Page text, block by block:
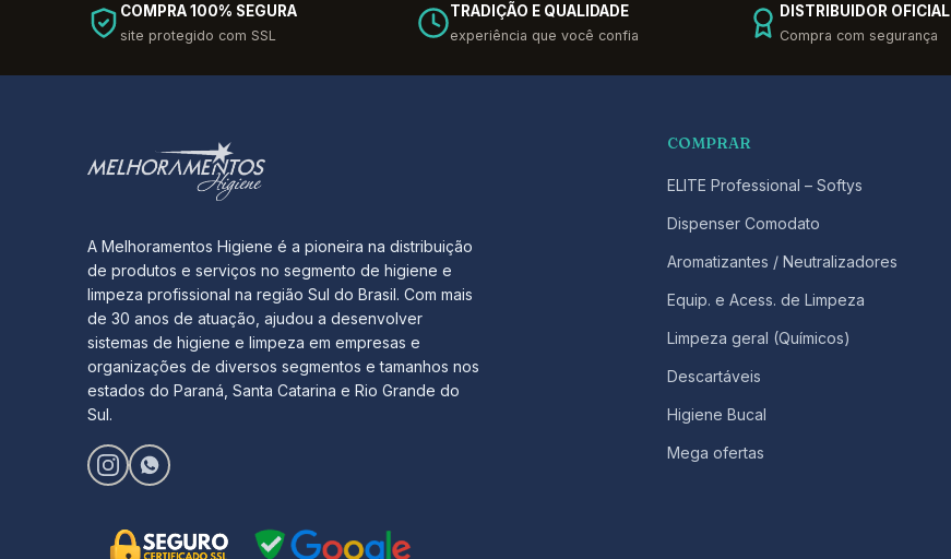
COMPRA 100% SEGURA
site protegido com SSL
TRADIÇÃO E QUALIDADE
experiência que você confia
DISTRIBUIDOR OFICIAL
Compra com segurança
A Melhoramentos Higiene é a pioneira na distribuição
de produtos e serviços no segmento de higiene e
limpeza profissional na região Sul do Brasil. Com mais
de 30 anos de atuação, ajudou a desenvolver
sistemas de higiene e limpeza em empresas e
organizações de diversos segmentos e tamanhos nos
estados do Paraná, Santa Catarina e Rio Grande do
Sul.
COMPRAR
ELITE Professional – Softys
Dispenser Comodato
Aromatizantes / Neutralizadores
Equip. e Acess. de Limpeza
Limpeza geral (Químicos)
Descartáveis
Higiene Bucal
Mega ofertas